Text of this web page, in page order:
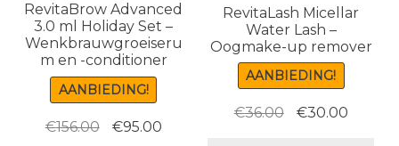
RevitaBrow Advanced
3.0 ml Holiday Set –
Wenkbrauwgroeiseru
m en -conditioner
AANBIEDING!
€156.00
Oorspronkelijke
€95.00Huidige
RevitaLash Micellar
Water Lash –
Oogmake-up remover
AANBIEDING!
€36.00 €30.00